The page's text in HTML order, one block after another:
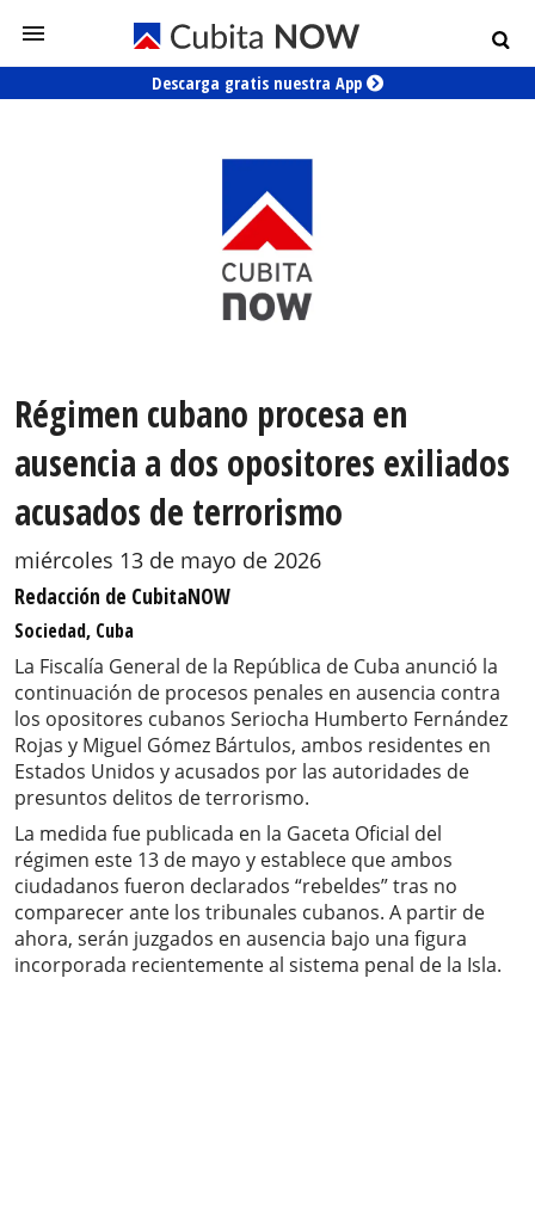
Descarga gratis nuestra App
Régimen cubano procesa en
ausencia a dos opositores exiliados
acusados de terrorismo
miércoles 13 de mayo de 2026
Redacción de CubitaNOW
Sociedad, Cuba
La Fiscalía General de la República de Cuba anunció la
continuación de procesos penales en ausencia contra
los opositores cubanos Seriocha Humberto Fernández
Rojas y Miguel Gómez Bártulos, ambos residentes en
Estados Unidos y acusados por las autoridades de
presuntos delitos de terrorismo.
La medida fue publicada en la Gaceta Oficial del
régimen este 13 de mayo y establece que ambos
ciudadanos fueron declarados “rebeldes” tras no
comparecer ante los tribunales cubanos. A partir de
ahora, serán juzgados en ausencia bajo una figura
incorporada recientemente al sistema penal de la Isla.